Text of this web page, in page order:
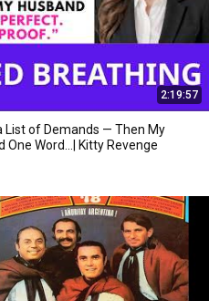
2:19:57
List of Demands — Then My
One Word...| Kitty Revenge